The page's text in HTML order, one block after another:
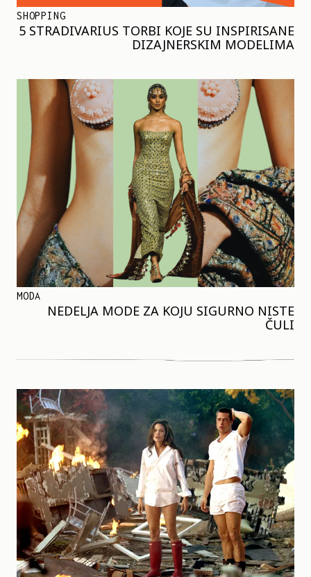
SHOPPING
5 STRADIVARIUS TORBI KOJE SU INSPIRISANE
DIZAJNERSKIM MODELIMA
MODA
NEDELJA MODE ZA KOJU SIGURNO NISTE
ČULI